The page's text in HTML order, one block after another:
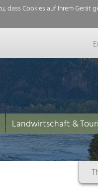
dass Cookies auf Ihrem Gerät
Landwirtschaft &